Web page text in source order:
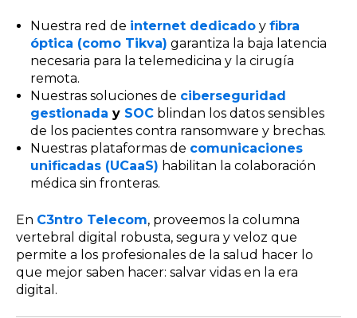
Nuestra red de internet dedicadoy fibra
óptica (como Tikva) garantiza la baja latencia
necesaria para la telemedicina y la cirugía
remota.
Nuestras soluciones de ciberseguridad
gestionada y SOCblindan los datos sensibles
de los pacientes contra ransomware y brechas.
Nuestras plataformas de comunicaciones
unificadas (UCaaS) habilitan la colaboración
médica sin fronteras.
En C3ntro Telecom, proveemos la columna
vertebral digital robusta, segura y veloz que
permite a los profesionales de la salud hacer lo
que mejor saben hacer: salvar vidas en la era
digital.